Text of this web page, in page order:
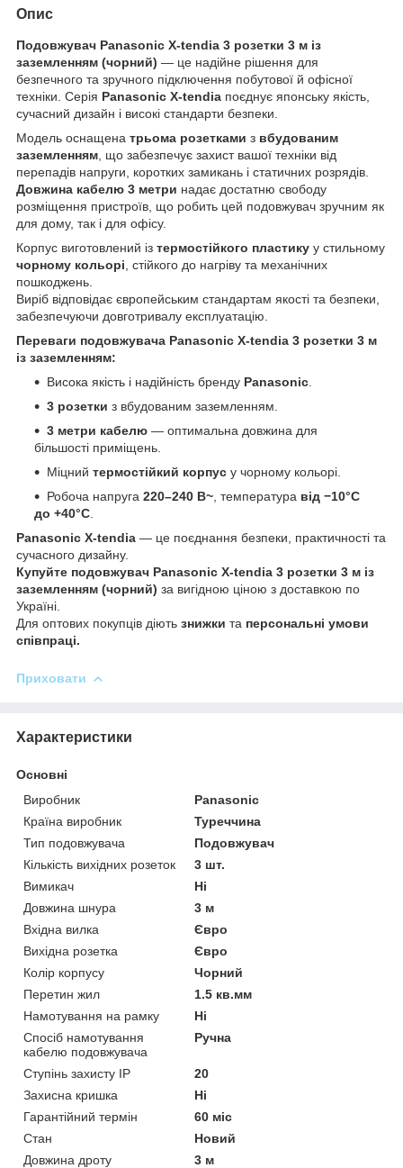
Опис
Подовжувач Panasonic X-tendia 3 розетки 3 м із
заземленням (чорний) — це надійне рішення для
безпечного та зручного підключення побутової й офісної
техніки. Серія Panasonic X-tendia поєднує японську якість,
сучасний дизайн і високі стандарти безпеки.
Модель оснащена трьома розетками з вбудованим
заземленням , що забезпечує захист вашої техніки від
перепадів напруги, коротких замикань і статичних розрядів.
Довжина кабелю 3 метри надає достатню свободу
розміщення пристроїв, що робить цей подовжувач зручним як
для дому, так і для офісу.
Корпус виготовлений із термостійкого пластику у стильному
чорному кольорі , стійкого до нагріву та механічних
пошкоджень.
Виріб відповідає європейським стандартам якості та безпеки,
забезпечуючи довготривалу експлуатацію.
Переваги подовжувача Panasonic X-tendia 3 розетки 3 м
із заземленням:
Висока якість і надійність бренду Panasonic
3 розетки з вбудованим заземленням.
3 метри кабелю — оптимальна довжина для
більшості приміщень.
Міцний термостійкий корпус у чорному кольорі.
Робоча напруга 220–240 В~ , температура від −10°C
до +40°C
Panasonic X-tendia — це поєднання безпеки, практичності та
сучасного дизайну.
Купуйте подовжувач Panasonic X-tendia 3 розетки 3 м із
заземленням (чорний) за вигідною ціною з доставкою по
Україні.
Для оптових покупців діють знижки та персональні умови
співпраці.
Приховати
Характеристики
Основні
Виробник
Panasonic
Країна виробник
Туреччина
Тип подовжувача
Подовжувач
Кількість вихідних розеток
3 шт.
Вимикач
Ні
Довжина шнура
3 м
Вхідна вилка
Євро
Вихідна розетка
Євро
Колір корпусу
Чорний
Перетин жил
1.5 кв.мм
Намотування на рамку
Ні
Спосіб намотування
кабелю подовжувача
Ручна
Ступінь захисту IP
20
Захисна кришка
Ні
Гарантійний термін
60 міс
Стан
Новий
Довжина дроту
3 м